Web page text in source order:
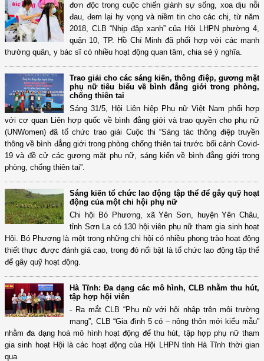
đơn độc trong cuộc chiến giành sự sống, xoa dịu nỗi
đau, đem lại hy vọng và niềm tin cho các chị, từ năm
2018, CLB “Nhịp đập xanh” của Hội LHPN phường 4,
quận 10, TP. Hồ Chí Minh đã phối hợp với các mạnh
thường quân, y bác sĩ có nhiều hoạt động quan tâm, chia sẻ ý nghĩa.
Trao giải cho các sáng kiến, thông điệp, gương mặt
phụ nữ tiêu biểu về bình đẳng giới trong phòng,
chống thiên tai
Sáng 31/5, Hội Liên hiệp Phụ nữ Việt Nam phối hợp
với cơ quan Liên hợp quốc về bình đẳng giới và trao quyền cho phụ nữ
(UNWomen) đã tổ chức trao giải Cuộc thi “Sáng tác thông điệp truyền
thông về bình đẳng giới trong phòng chống thiên tai trước bối cảnh Covid-
19 và đề cử các gương mặt phụ nữ, sáng kiến về bình đẳng giới trong
phòng, chống thiên tai”.
Sáng kiến tổ chức lao động tập thể để gây quỹ hoạt
động của một chi hội phụ nữ
Chi hội Bó Phương, xã Yên Sơn, huyện Yên Châu,
tỉnh Sơn La có 130 hội viên phụ nữ tham gia sinh hoạt
Hội. Bó Phương là một trong những chi hội có nhiều phong trào hoạt động
thiết thực được đánh giá cao, trong đó nổi bật là tổ chức lao động tập thể
để gây quỹ hoạt động.
Hà Tĩnh: Đa dạng các mô hình, CLB nhằm thu hút,
tập hợp hội viên
- Ra mắt CLB “Phụ nữ với hội nhập trên môi trường
mạng”, CLB “Gia đình 5 có – nông thôn mới kiểu mẫu”
nhằm đa dạng hoá mô hình hoạt động để thu hút, tập hợp phụ nữ tham
gia sinh hoạt Hội là các hoạt động của Hội LHPN tỉnh Hà Tĩnh thời gian
qua